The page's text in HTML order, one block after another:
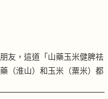
友，這道「山藥玉米健脾祛
（淮山）和玉米（粟米）都